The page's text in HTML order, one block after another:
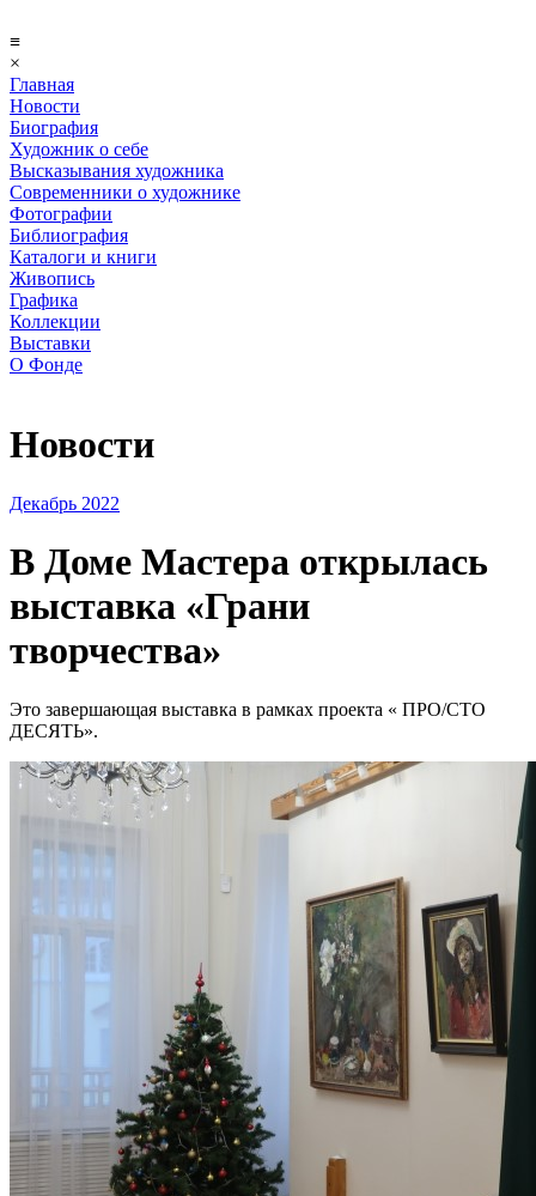
≡
×
Главная
Новости
Биография
Художник о себе
Выcказывания художника
Современники о художнике
Фотографии
Библиография
Каталоги и книги
Живопись
Графика
Коллекции
Выставки
О Фонде
Новости
Декабрь 2022
В Доме Мастера открылась
выставка «Грани
творчества»
Это завершающая выставка в рамках проекта « ПРО/СТО
ДЕСЯТЬ».